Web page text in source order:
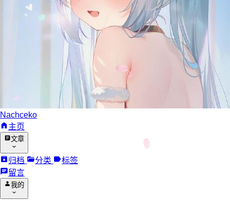
Nachceko
主页
文章
归档 分类
标签
留言
我的